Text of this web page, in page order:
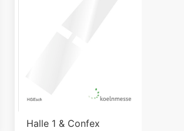
Halle 1 & Confex